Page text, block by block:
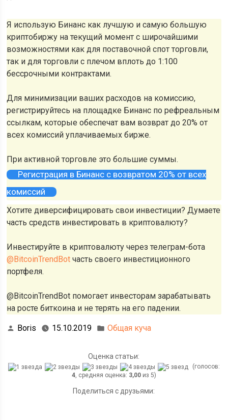
Я использую Бинанс как лучшую и самую большую
криптобиржу на текущий момент с широчайшими
возможностями как для поставочной спот торговли,
так и для торговли с плечом вплоть до 1:100
бессрочными контрактами.
Для минимизации ваших расходов на комиссию,
регистрируйтесь на площадке Бинанс по рефреальным
ссылкам, которые обеспечат вам возврат до 20% от
всех комиссий уплачиваемых бирже.
При активной торговле это большие суммы.
Регистрация в Бинанс с возвратом 20% от всех
комиссий
Хотите диверсифицировать свои инвестиции? Думаете
часть средств инвестировать в криптовалюту?
Инвестируйте в криптовалюту через телеграм-бота
@BitcoinTrendBot часть своего инвестиционного
портфеля.
@BitcoinTrendBot помогает инвесторам зарабатывать
на росте биткоина и не терять на его падении.
Boris 15.10.2019 Общая куча
Оценка статьи:
(голосов:
4, средняя оценка: 3,00из 5)
Поделиться с друзьями: